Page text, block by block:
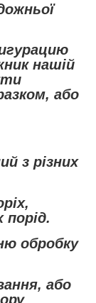
нашій
або
з різних
порід.
обробку
або